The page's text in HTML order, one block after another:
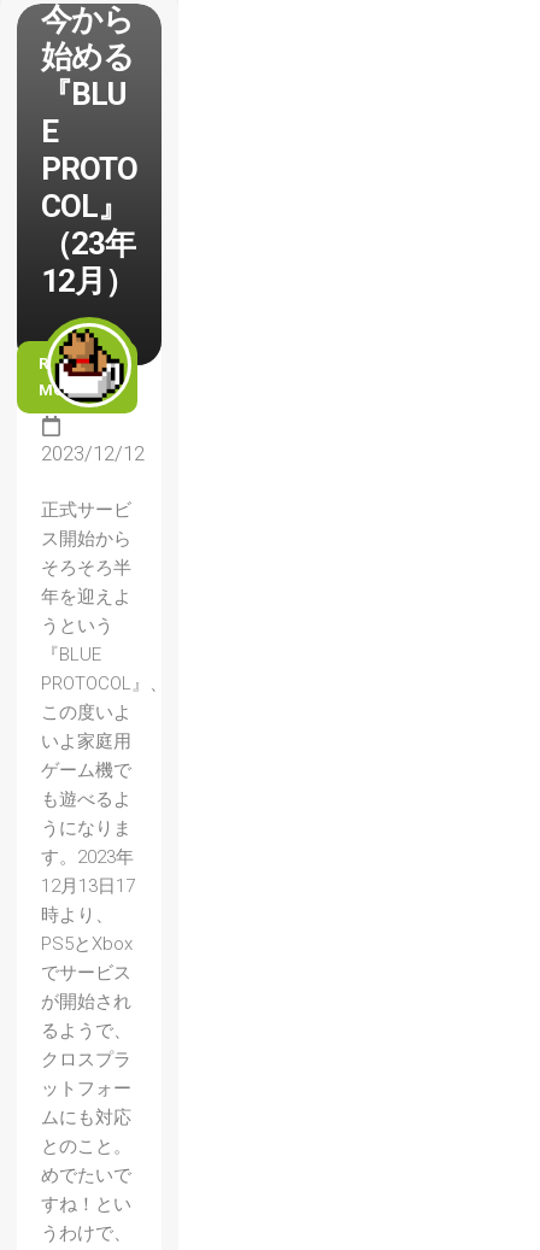
今から
始める
『BLU
E
PROTO
COL』
（23年
12月）
READ
MORE
2023/12/12
正式サービ
ス開始から
そろそろ半
年を迎えよ
うという
『BLUE
PROTOCOL』、
この度いよ
いよ家庭用
ゲーム機で
も遊べるよ
うになりま
す。2023年
12月13日17
時より、
PS5とXbox
でサービス
が開始され
るようで、
クロスプラ
ットフォー
ムにも対応
とのこと。
めでたいで
すね！とい
うわけで、